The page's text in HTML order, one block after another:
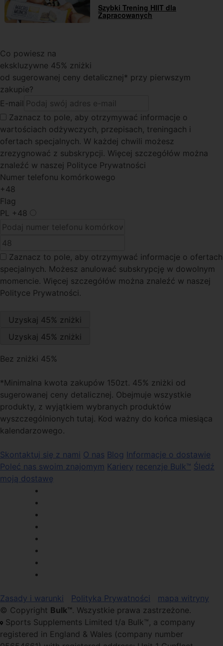
Szybki Trening HIIT dla
Zapracowanych
Co powiesz na
ekskluzywne 45% zniżki
od sugerowanej ceny detalicznej* przy pierwszym
zakupie?
E-mail
Zaznacz to pole , aby otrzymywać informacje o
wartościach odżywczych, przepisach, treningach i
ofertach specjalnych. W każdej chwili możesz
zrezygnować z subskrypcji. Więcej szczegółów można
znaleźć w naszej Polityce Prywatności
Numer telefonu komórkowego
+48
Flag
PL
+48
Zaznacz to pole , aby otrzymywać informacje o ofertach
specjalnych. Możesz anulować subskrypcję w dowolnym
momencie. Więcej szczegółów można znaleźć w naszej
Polityce Prywatności.
Bez zniżki 45%
*Minimalna kwota zakupów 150zt. 45% zniżki od
sugerowanej ceny detalicznej. Obejmuje wszystkie
produkty, z wyjątkiem wybranych produktów
wyszczególnionych tutaj. Kod ważny do końca miesiąca
kalendarzowego.
Skontaktuj się z nami O nas Blog Informacje o dostawie
Poleć nas swoim znajomym Kariery recenzje Bulk™ Śledź
moją dostawę
Zasady i warunki Polityka Prywatności
mapa witryny
© Copyright Bulk™. Wszystkie prawa zastrzeżone.
Sports Supplements Limited t/a Bulk™, a company
registered in England & Wales (company number